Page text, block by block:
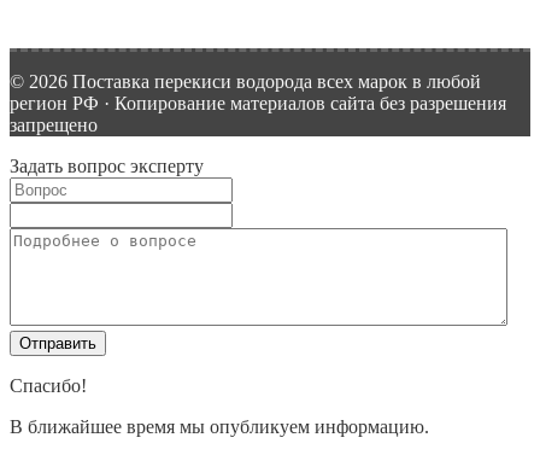
© 2026 Поставка перекиси водорода всех марок в любой
регион РФ · Копирование материалов сайта без разрешения
запрещено
Задать вопрос эксперту
Спасибо!
В ближайшее время мы опубликуем информацию.